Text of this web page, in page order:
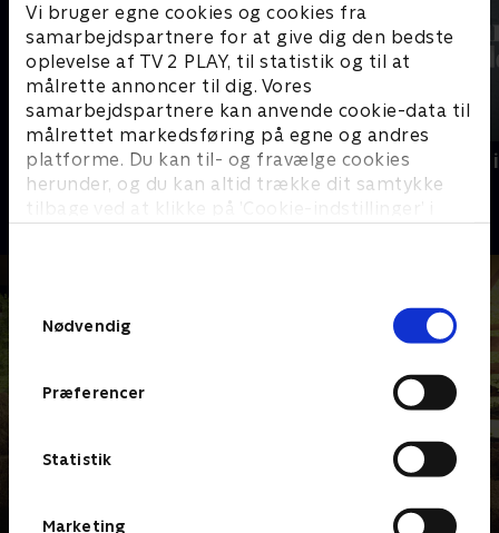
Vi bruger egne cookies og cookies fra
samarbejdspartnere for at give dig den bedste
oplevelse af TV 2 PLAY, til statistik og til at
målrette annoncer til dig. Vores
samarbejdspartnere kan anvende cookie-data til
målrettet markedsføring på egne og andres
platforme. Du kan til- og fravælge cookies
herunder, og du kan altid trække dit samtykke
tilbage ved at klikke på ’Cookie-indstillinger’ i
Nødvendig
Præferencer
Statistik
Marketing
Verdens største opdagelser
Dokumentar • 2 sæsoner
Som sunket
Dokumentar